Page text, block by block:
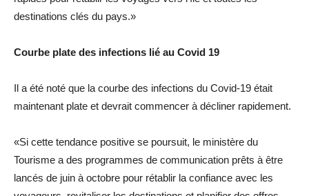
destinations clés du pays.»
Courbe plate des infections lié au Covid 19
Il a été noté que la courbe des infections du Covid-19 était
maintenant plate et devrait commencer à décliner rapidement.
«Si cette tendance positive se poursuit, le ministère du
Tourisme a des programmes de communication prêts à être
lancés de juin à octobre pour rétablir la confiance avec les